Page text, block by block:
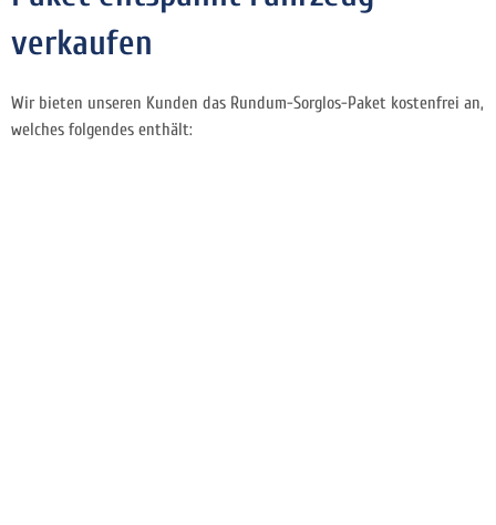
verkaufen
Wir bieten unseren Kunden das Rundum-Sorglos-Paket kostenfrei an,
welches folgendes enthält: